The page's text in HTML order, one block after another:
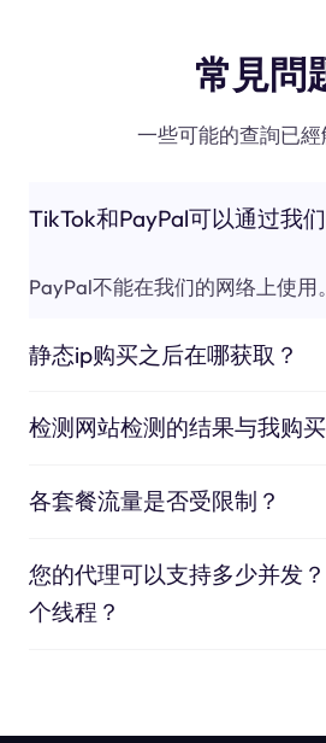
常見問
一些可能的查詢已經
TikTok和PayPal可以通过我
PayPal不能在我们的网络上使用。
静态ip购买之后在哪获取？
检测网站检测的结果与我购
各套餐流量是否受限制？
您的代理可以支持多少并发
个线程？